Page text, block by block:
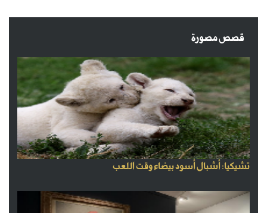
قصص مصورة
تشيكيا: أشبال أسود بيضاء وقت اللعب